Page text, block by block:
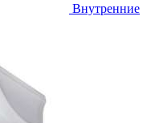
Внутренние